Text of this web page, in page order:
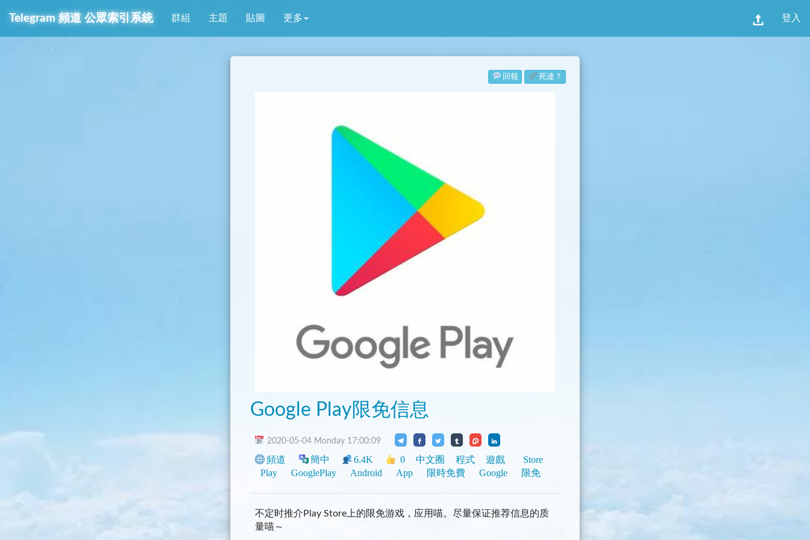
Telegram 頻道 公眾索引系統 群組 主題 貼圖 更多 登入
回報 死連？
Google Play限免信息
2020-05-04 Monday 17:00:09
頻道 簡中 6.4K 0 中文圈 程式 遊戲
Store
Play
GooglePlay Android App 限時免費 Google 限免
不定时推介Play Store上的限免游戏，应用喵。尽量保证推荐信息的质
量喵～